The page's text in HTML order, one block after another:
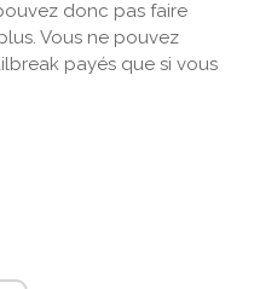
donc pas faire
Vous ne pouvez
payés que si vous